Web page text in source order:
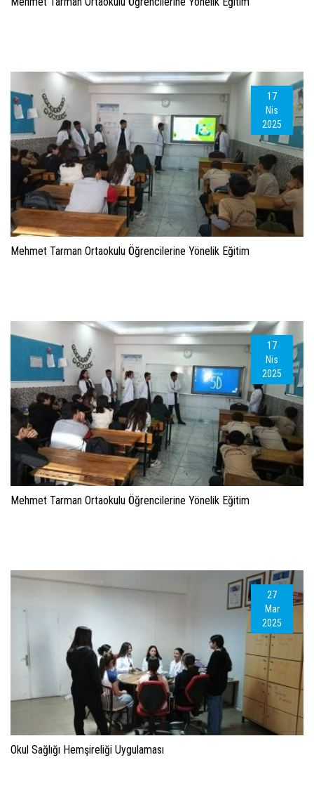
17
Nis
2025
Mehmet Tarman Ortaokulu Öğrencilerine Yönelik Eğitim
17
Nis
2025
Mehmet Tarman Ortaokulu Öğrencilerine Yönelik Eğitim
27
Mar
2025
Okul Sağlığı Hemşireliği Uygulaması